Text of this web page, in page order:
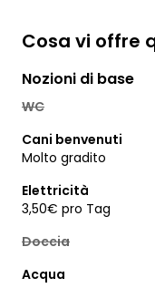
Cosa vi offre
Nozioni di base
WC
Cani benvenuti
Molto gradito
Elettricità
3,50€ pro Tag
Doccia
Acqua